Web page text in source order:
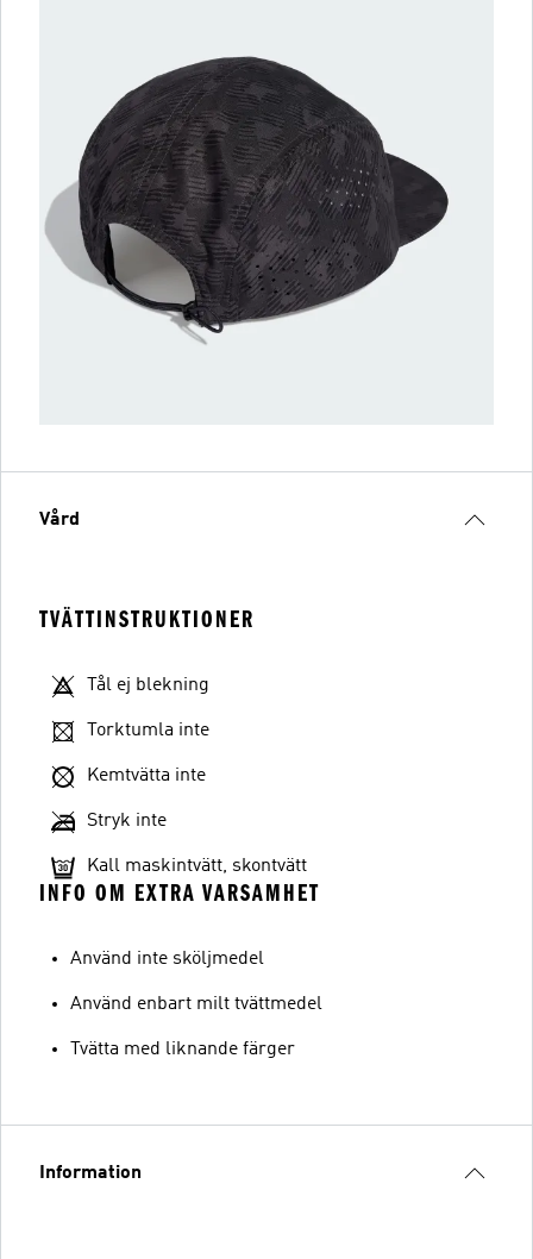
Vård
TVÄTTINSTRUKTIONER
Tål ej blekning
Torktumla inte
Kemtvätta inte
Stryk inte
Kall maskintvätt, skontvätt
INFO OM EXTRA VARSAMHET
Använd inte sköljmedel
Använd enbart milt tvättmedel
Tvätta med liknande färger
Information